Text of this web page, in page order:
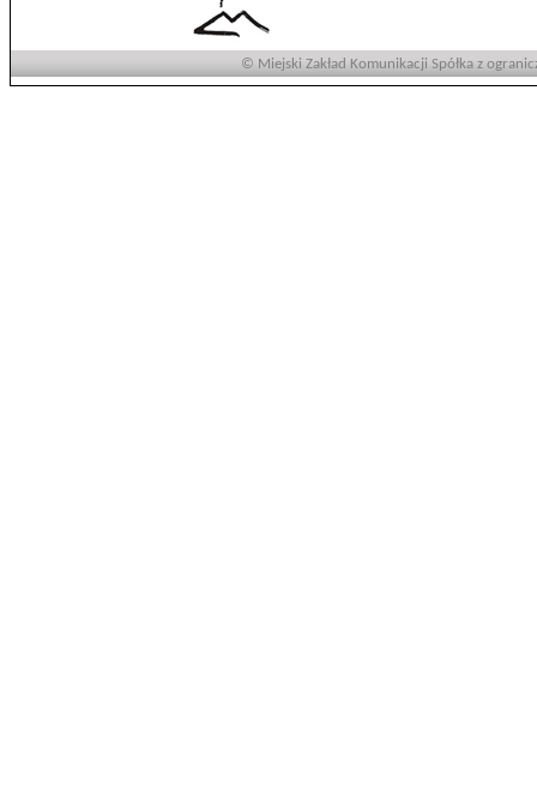
© Miejski Zakład Komunikacji Spółka z